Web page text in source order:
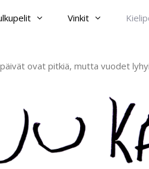
Vinkit
ovat pitkiä, mutta vuodet